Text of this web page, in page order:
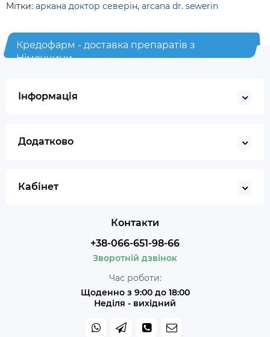
Мітки: аркана доктор северін, arcana dr. sewerin
Кредофарм - доставка препаратів з
Німеччини
Інформація
Додатково
Кабінет
Контакти
+38-066-651-98-66
Зворотній дзвінок
Час роботи:
Щоденно з 9:00 до 18:00
Неділя - вихідний